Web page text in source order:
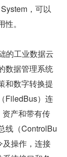
，可以
。
的工业数据云
数据管理系统
和数字转换提
FiledBus）连
产和带有传
线（ControlBu
操作，连接